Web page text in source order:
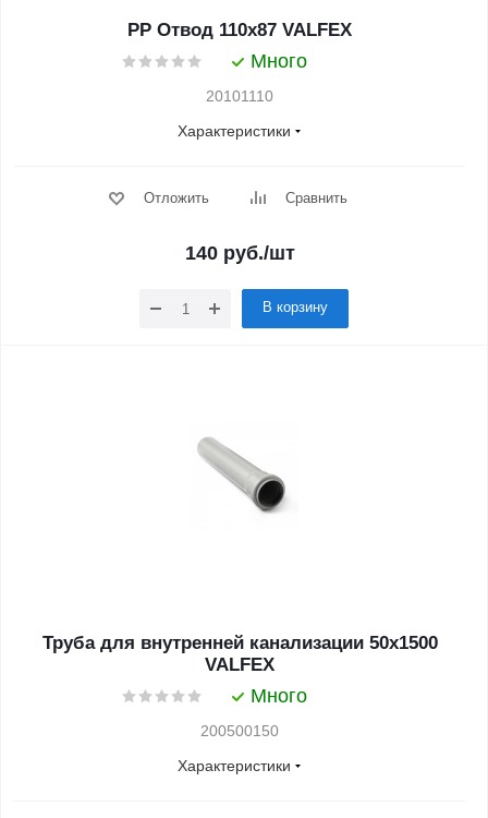
PP Отвод 110x87 VALFEX
Много
20101110
Характеристики
Отложить Сравнить
140 руб./шт
В корзину
Труба для внутренней канализации 50x1500
VALFEX
Много
200500150
Характеристики